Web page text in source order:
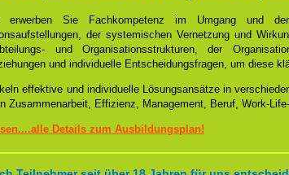
erwerben Sie Fachkompetenz im Umgang und
der systemischen Vernetzung und
und Organisationsstrukturen, der
und individuelle Entscheidungsfragen, um diese
effektive und individuelle Lösungsansätze in
Zusammenarbeit, Effizienz, Management, Beruf, Work-
Details zum Ausbildungsplan!